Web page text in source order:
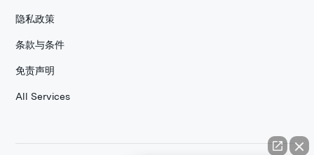
隐私政策
条款与条件
免责声明
All Services